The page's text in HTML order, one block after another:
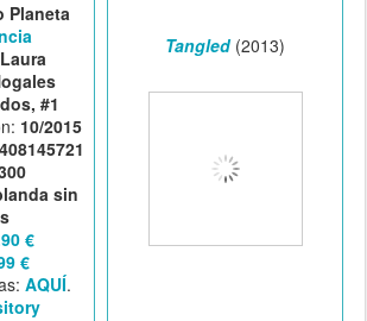
Planeta
Laura
#1
10/2015
sin
€
€
AQUÍ.
Tangled(2013)